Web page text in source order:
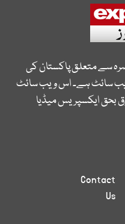
سے متعلق پاکستان کی
سائٹ ہے۔ اس ویب سائٹ
بحق ایکسپریس میڈیا
Contact
Us